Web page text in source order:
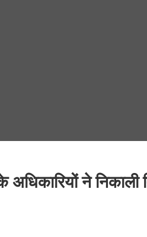
अधिकारियों ने निकाली